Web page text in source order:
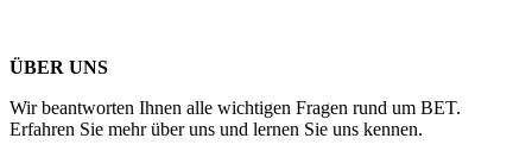
ÜBER UNS
Wir beantworten Ihnen alle wichtigen Fragen rund um BET.
Erfahren Sie mehr über uns und lernen Sie uns kennen.